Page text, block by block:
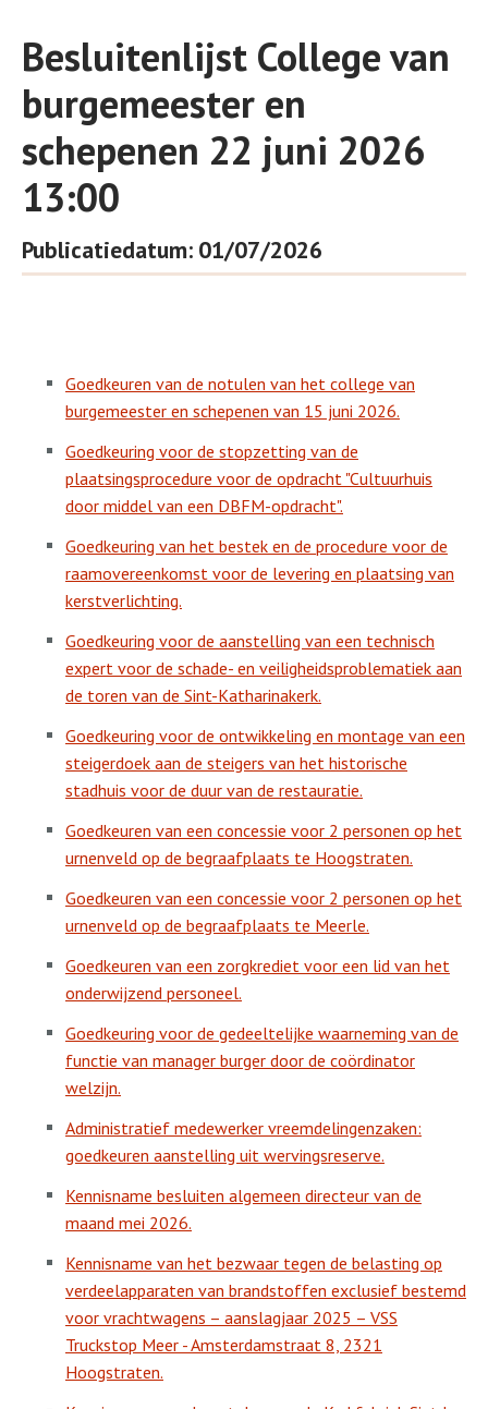
Besluitenlijst College van
burgemeester en
schepenen 22 juni 2026
13:00
Publicatiedatum: 01/07/2026
Goedkeuren van de notulen van het college van
burgemeester en schepenen van 15 juni 2026.
Goedkeuring voor de stopzetting van de
plaatsingsprocedure voor de opdracht "Cultuurhuis
door middel van een DBFM-opdracht".
Goedkeuring van het bestek en de procedure voor de
raamovereenkomst voor de levering en plaatsing van
kerstverlichting.
Goedkeuring voor de aanstelling van een technisch
expert voor de schade- en veiligheidsproblematiek aan
de toren van de Sint-Katharinakerk.
Goedkeuring voor de ontwikkeling en montage van een
steigerdoek aan de steigers van het historische
stadhuis voor de duur van de restauratie.
Goedkeuren van een concessie voor 2 personen op het
urnenveld op de begraafplaats te Hoogstraten.
Goedkeuren van een concessie voor 2 personen op het
urnenveld op de begraafplaats te Meerle.
Goedkeuren van een zorgkrediet voor een lid van het
onderwijzend personeel.
Goedkeuring voor de gedeeltelijke waarneming van de
functie van manager burger door de coördinator
welzijn.
Administratief medewerker vreemdelingenzaken:
goedkeuren aanstelling uit wervingsreserve.
Kennisname besluiten algemeen directeur van de
maand mei 2026.
Kennisname van het bezwaar tegen de belasting op
verdeelapparaten van brandstoffen exclusief bestemd
voor vrachtwagens – aanslagjaar 2025 – VSS
Truckstop Meer - Amsterdamstraat 8, 2321
Hoogstraten.